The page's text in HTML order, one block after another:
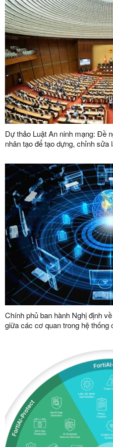
Dự thảo Luật An ninh mạng: Đề
nhân tạo để tạo dựng, chỉnh
Chính phủ ban hành Nghị định
giữa các cơ quan trong hệ thống